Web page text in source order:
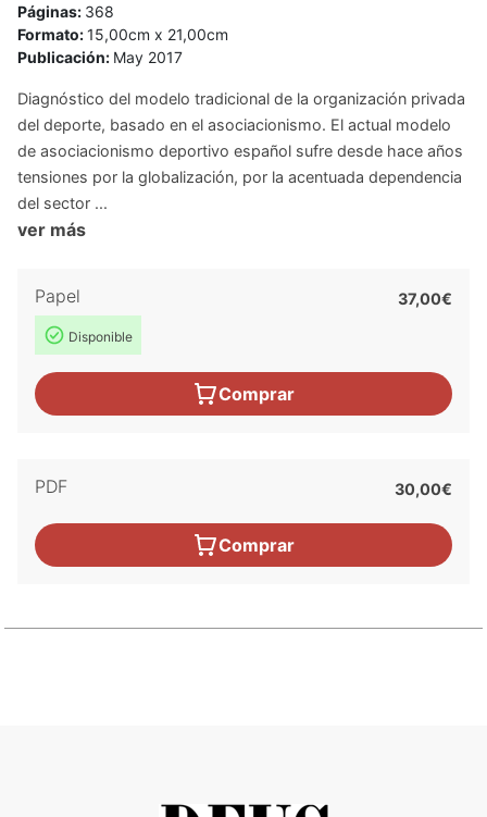
Páginas: 368
Formato:15,00cm x 21,00cm
Publicación: May 2017
Diagnóstico del modelo tradicional de la organización privada
del deporte, basado en el asociacionismo. El actual modelo
de asociacionismo deportivo español sufre desde hace años
tensiones por la globalización, por la acentuada dependencia
del sector ...
ver más
Papel
Disponible
37,00€
Comprar
PDF 30,00€
Comprar